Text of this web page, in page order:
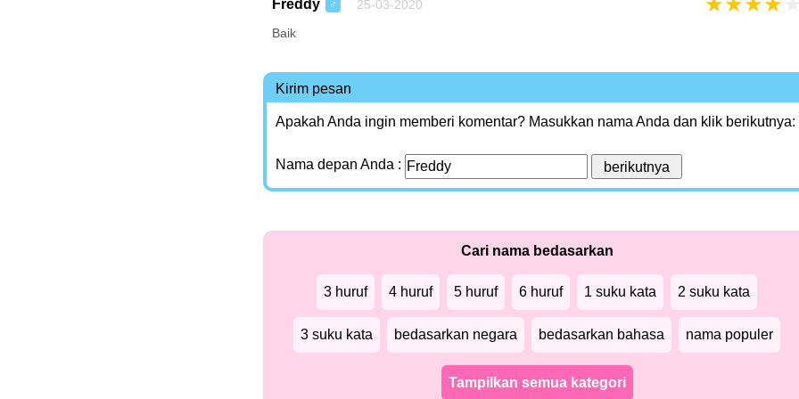
Freddy ♂ 25-03-2020
Baik
Kirim pesan
Apakah Anda ingin memberi komentar? Masukkan nama Anda dan klik berikutnya:
Nama depan Anda :
Cari nama bedasarkan
3 huruf 4 huruf 5 huruf 6 huruf 1 suku kata 2 suku kata
3 suku kata bedasarkan negara bedasarkan bahasa nama populer
Tampilkan semua kategori